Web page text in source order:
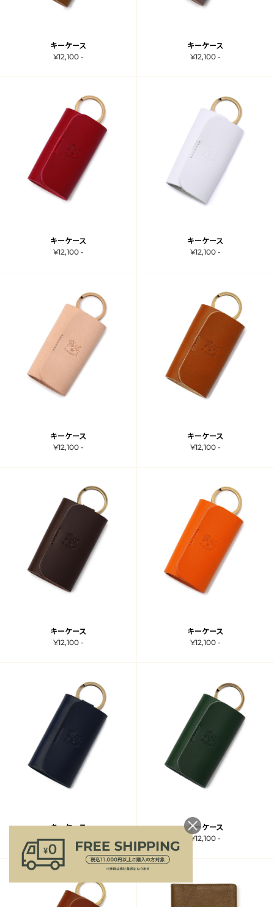
キーケース
¥12,100 -
キーケース
¥12,100 -
キーケース
¥12,100 -
キーケース
¥12,100 -
キーケース
¥12,100 -
キーケース
¥12,100 -
キーケース
¥12,100 -
キーケース
¥12,100 -
キーケース
¥12,100 -
キーケース
¥12,100 -